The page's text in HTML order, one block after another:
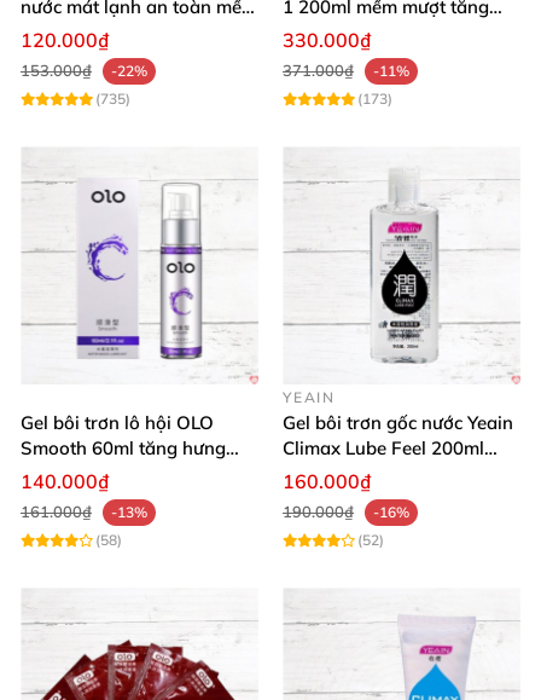
nước mát lạnh an toàn mềm
mại
120.000₫
153.000₫
-22%
(735)
1 200ml mềm mượt tăng
khoái cảm
330.000₫
371.000₫
-11%
(173)
Gel bôi trơn lô hội OLO
Smooth 60ml tăng hưng
phấn, dễ chịu
140.000₫
161.000₫
-13%
(58)
YEAIN
Gel bôi trơn gốc nước Yeain
Climax Lube Feel 200ml
chất lượng
160.000₫
190.000₫
-16%
(52)